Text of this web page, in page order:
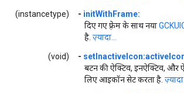
(instancetype) - initWithFrame:
दिए गए फ़्रेम के साथ नया
है. ज़्यादा...
(void) -
बटन की ऐक्टिव, इनऐक्टिव, और
लिए आइकॉन सेट करता है. ज़्यादा...